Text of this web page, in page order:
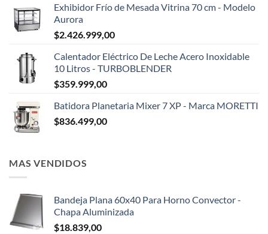
Exhibidor Frío de Mesada Vitrina 70 cm - Modelo
Aurora
$2.426.999,00
Calentador Eléctrico De Leche Acero Inoxidable
10 Litros - TURBOBLENDER
$359.999,00
Batidora Planetaria Mixer 7 XP - Marca MORETTI
$836.499,00
MAS VENDIDOS
Bandeja Plana 60x40 Para Horno Convector -
Chapa Aluminizada
$18.839,00